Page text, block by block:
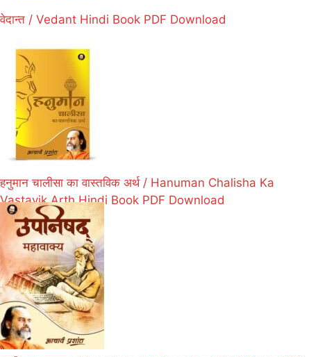
वेदान्त / Vedant Hindi Book PDF Download
हनुमान चालीसा का वास्तविक अर्थ / Hanuman Chalisha Ka
Vastavik Arth Hindi Book PDF Download